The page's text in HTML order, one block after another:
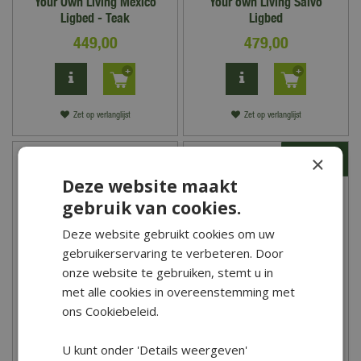
Ligbed - Teak
449,00
Zet op verlanglijst
Ligbed
479,00
Zet op verlanglijst
Buitengewoon Boet
×
Deze website maakt
gebruik van cookies.
Deze website gebruikt cookies om uw
gebruikerservaring te verbeteren. Door
onze website te gebruiken, stemt u in
met alle cookies in overeenstemming met
ons Cookiebeleid.
U kunt onder 'Details weergeven'